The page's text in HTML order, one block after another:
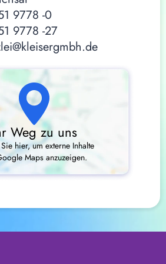
9778 -0
9778 -27
Weg zu uns
hier, um externe Inhalte
Maps anzuzeigen.